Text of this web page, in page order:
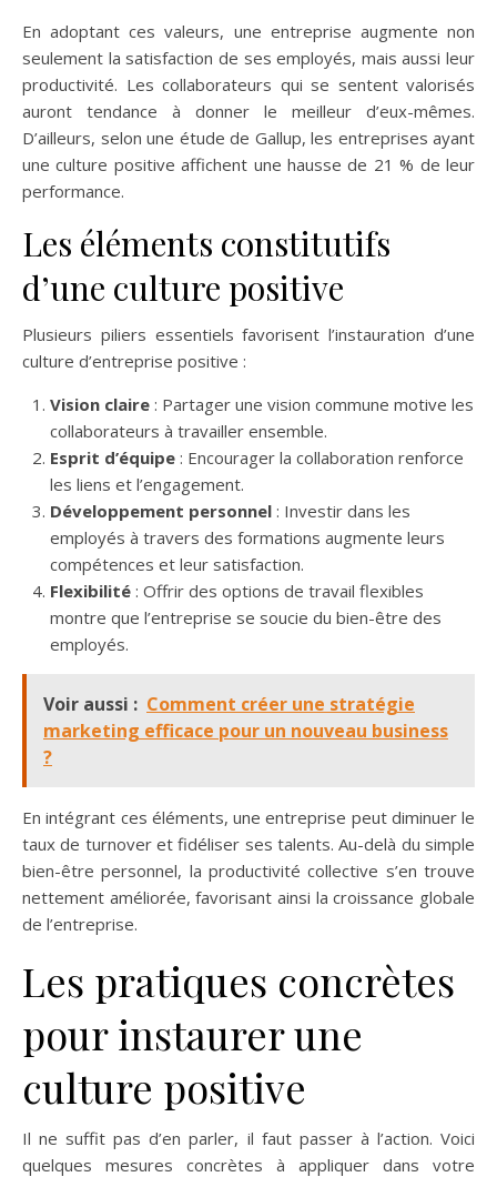
En adoptant ces valeurs, une entreprise augmente non
seulement la satisfaction de ses employés, mais aussi leur
productivité. Les collaborateurs qui se sentent valorisés
auront tendance à donner le meilleur d’eux-mêmes.
D’ailleurs, selon une étude de Gallup, les entreprises ayant
une culture positive affichent une hausse de 21 % de leur
performance.
Les éléments constitutifs
d’une culture positive
Plusieurs piliers essentiels favorisent l’instauration d’une
culture d’entreprise positive :
Vision claire : Partager une vision commune motive les
collaborateurs à travailler ensemble.
Esprit d’équipe : Encourager la collaboration renforce
les liens et l’engagement.
Développement personnel : Investir dans les
employés à travers des formations augmente leurs
compétences et leur satisfaction.
Flexibilité : Offrir des options de travail flexibles
montre que l’entreprise se soucie du bien-être des
employés.
Voir aussi : Comment créer une stratégie
marketing efficace pour un nouveau business
?
En intégrant ces éléments, une entreprise peut diminuer le
taux de turnover et fidéliser ses talents. Au-delà du simple
bien-être personnel, la productivité collective s’en trouve
nettement améliorée, favorisant ainsi la croissance globale
de l’entreprise.
Les pratiques concrètes
pour instaurer une
culture positive
Il ne suffit pas d’en parler, il faut passer à l’action. Voici
quelques mesures concrètes à appliquer dans votre